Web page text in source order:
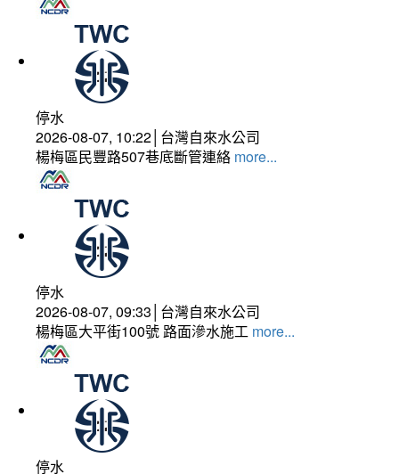
停水
2026-08-07, 10:22│台灣自來水公司
楊梅區民豐路507巷底斷管連絡 more...
停水
2026-08-07, 09:33│台灣自來水公司
楊梅區大平街100號 路面滲水施工 more...
停水